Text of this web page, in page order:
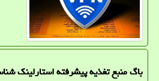
باگ منبع تغذیه پیشرفته استارلینک